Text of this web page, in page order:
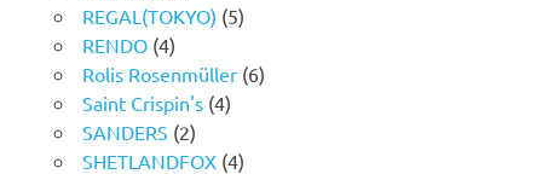
REGAL(TOKYO) (5)
RENDO(4)
Rolis Rosenmüller(6)
Saint Crispin's(4)
SANDERS (2)
SHETLANDFOX(4)